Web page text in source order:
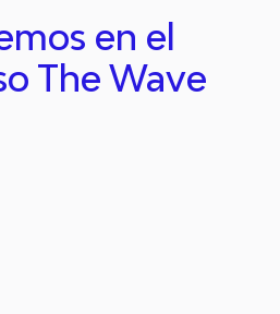
en el
The Wave